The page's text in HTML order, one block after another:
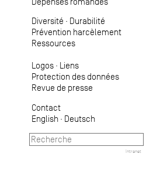
Diversité · Durabilité
Prévention harcèlement
Ressources
Logos · Liens
Protection des données
Revue de presse
Contact
English · Deutsch
Intranet